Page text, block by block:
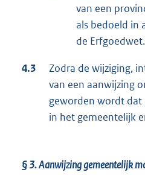
van een
als bedoeld in
de Erfgoedwet.
4.3
Zodra de wijziging,
van een aanwijzing
geworden wordt
in het gemeentelijk
§ 3.Aanwijzing gemeentelijk